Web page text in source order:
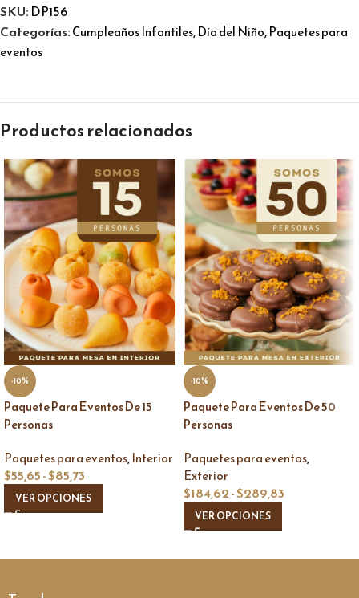
SKU: DP156
Categorías:Cumpleaños Infantiles,Día del Niño,Paquetes para
eventos
Productos relacionados
-10%
Paquete Para Eventos De 15
Personas
Paquetes para eventos,Interior
$55,65-$85,73
VER OPCIONES
-10%
Paquete Para Eventos De 50
Personas
Paquetes para eventos,
Exterior
$184,62-$289,83
VER OPCIONES